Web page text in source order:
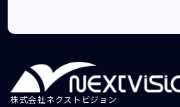
株式会社ネクストビジョン